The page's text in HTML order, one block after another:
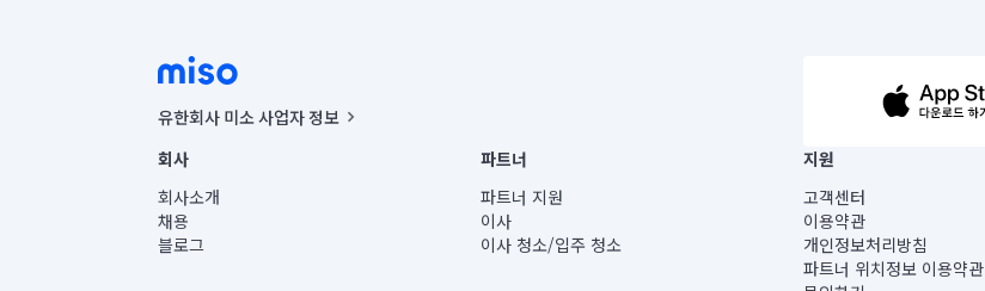
유한회사 미소 사업자 정보
사업자등록번호 : 291-87-00271 | 인허가번호 : 2016-3220163-14-5-00019 |
통신판매신고번호 : 2024-서울종로-1400(공정거래위원회 정보) |
대표이사 : CHING VICTOR COLUMBIA RHEE
주소 | 본사: 서울특별시 종로구 율곡로 6(중학동, 트윈트리빌딩) B동 5층
컨택센터 : 서울특별시 종로구 수송동 율곡로 24, 7층, 8층 미소
회사
회사소개
채용
블로그
파트너
파트너 지원
이사
이사 청소/입주 청소
지원
고객센터
이용약관
개인정보처리방침
파트너 위치정보 이용약관